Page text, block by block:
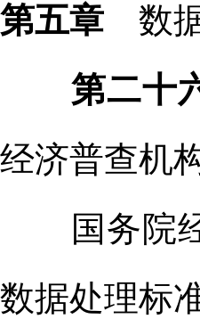
第五章 数
第二十
经济普查机
国务院经
数据处理标